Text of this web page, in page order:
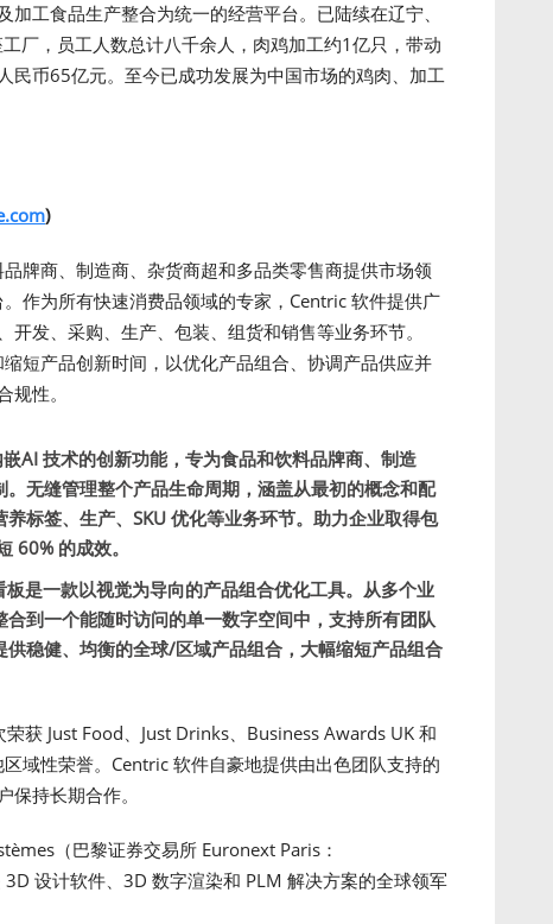
工食品生产整合为统一的经营平台。已陆续在辽宁、
厂，员工人数总计八千余人，肉鸡加工约1亿只，带动
民币65亿元。至今已成功发展为中国市场的鸡肉、加工
)
牌商、制造商、杂货商超和多品类零售商提供市场领
作为所有快速消费品领域的专家，Centric 软件提供广
发、采购、生产、包装、组货和销售等业务环节。
短产品创新时间，以优化产品组合、协调产品供应并
性。
AI 技术的创新功能，专为食品和饮料品牌商、制造
无缝管理整个产品生命周期，涵盖从最初的概念和配
标签、生产、SKU 优化等业务环节。助力企业取得包
60% 的成效。
板是一款以视觉为导向的产品组合优化工具。从多个业
到一个能随时访问的单一数字空间中，支持所有团队
稳健、均衡的全球/区域产品组合，大幅缩短产品组合
获 Just Food、Just Drinks、Business Awards UK 和
域性荣誉。Centric 软件自豪地提供由出色团队支持的
持长期合作。
（巴黎证券交易所 Euronext Paris：
设计软件、3D 数字渲染和 PLM 解决方案的全球领军